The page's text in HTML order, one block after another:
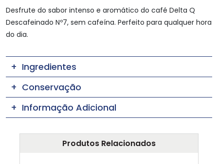
Desfrute do sabor intenso e aromático do café Delta Q
Descafeinado Nº7, sem cafeína. Perfeito para qualquer hora
do dia.
Ingredientes
Conservação
Informação Adicional
Produtos Relacionados